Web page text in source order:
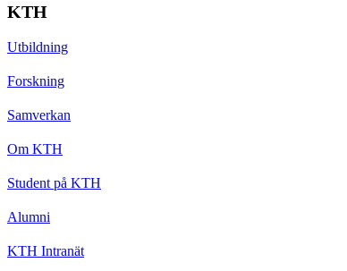
KTH
Utbildning
Forskning
Samverkan
Om KTH
Student på KTH
Alumni
KTH Intranät